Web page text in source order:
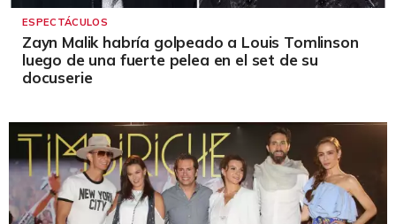
ESPECTÁCULOS
Zayn Malik habría golpeado a Louis Tomlinson
luego de una fuerte pelea en el set de su
docuserie